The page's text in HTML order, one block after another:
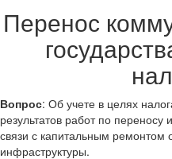
Перенос
Вопрос: Об учете в целях
результатов работ по
связи с капитальным ремонтом
инфраструктуры.